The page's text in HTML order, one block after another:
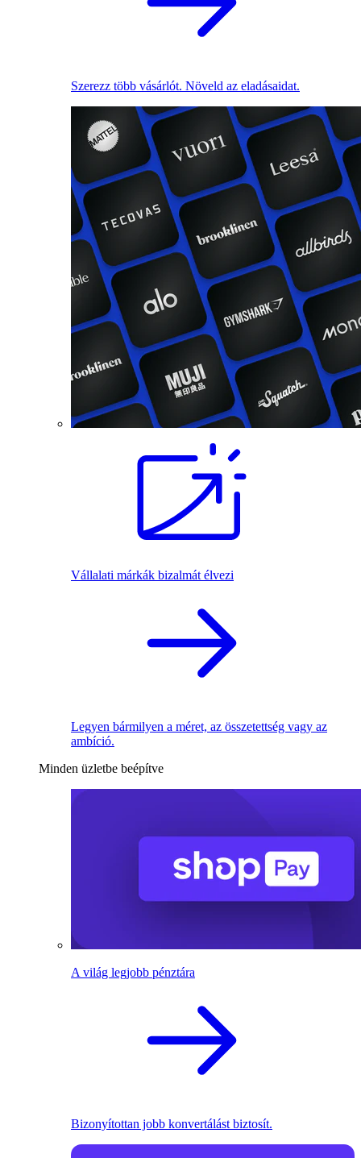
Szerezz több vásárlót. Növeld az eladásaidat.
Vállalati márkák bizalmát élvezi
Legyen bármilyen a méret, az összetettség vagy az
ambíció.
Minden üzletbe beépítve
A világ legjobb pénztára
Bizonyítottan jobb konvertálást biztosít.